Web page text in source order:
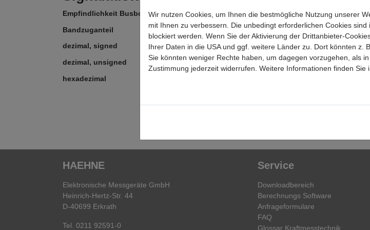
Empfindlichkeit Busbox
Bandzuganteil
dezimal, signed
dezimal, unsigned
hexadezimal
HAEHNE
Elektronische Messgeräte GmbH
Heinrich-Hertz-Str. 44
D-40699 Erkrath
Tel. 0211 92591-0
Service
Downloadbereich
Berechnungs Software
Anfrageformulare
FAQ
Glossar Kraftmesstechnik
Wir nutzen Cookies, um Ihnen die bestmögliche Nutzung unserer
mit Ihnen zu verbessern. Die unbedingt erforderlichen Cookies
blockiert werden. Wenn Sie der Aktivierung der Drittanbieter-
Ihrer Daten in die USA und ggf. weitere Länder zu. Dort könnten z.
Sie könnten weniger Rechte haben, um dagegen vorzugehen, als
Zustimmung jederzeit widerrufen. Weitere Informationen finden Sie